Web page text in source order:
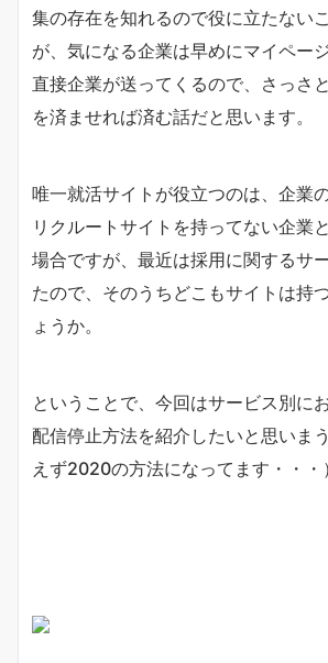
集の存在を知れるので役に立たない
が、気になる企業は早めにマイペー
直接企業が送ってくるので、さっさ
を済ませれば済む話だと思います。
唯一就活サイトが役立つのは、企業
リクルートサイトを持ってない企業
場合ですが、最近は採用に関するサ
たので、そのうちどこもサイトは持
ょうか。
ということで、今回はサービス別に
配信停止方法を紹介したいと思いま
えず2020の方法になってます・・・）